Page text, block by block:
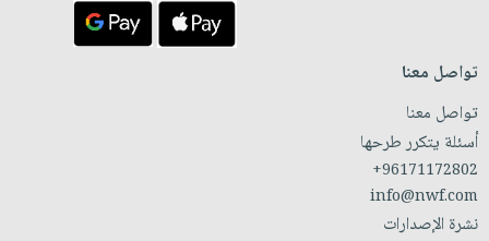
تواصل معنا
تواصل معنا
أسئلة يتكرر طرحها
+96171172802
info@nwf.com
نشرة الإصدارات